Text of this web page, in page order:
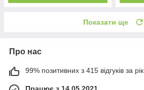
Показати ще
Про нас
99% позитивних з 415 відгуків за рік